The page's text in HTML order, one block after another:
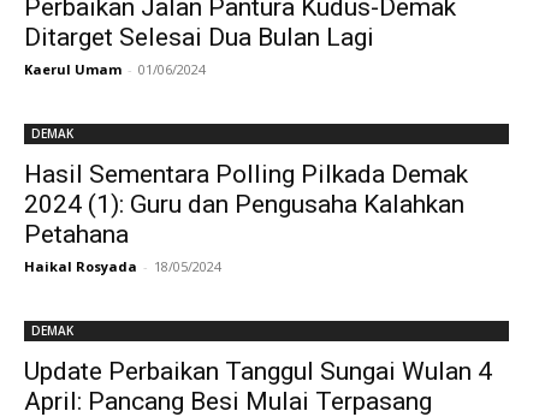
Perbaikan Jalan Pantura Kudus-Demak
Ditarget Selesai Dua Bulan Lagi
Kaerul Umam - 01/06/2024
DEMAK
Hasil Sementara Polling Pilkada Demak
2024 (1): Guru dan Pengusaha Kalahkan
Petahana
Haikal Rosyada - 18/05/2024
DEMAK
Update Perbaikan Tanggul Sungai Wulan 4
April: Pancang Besi Mulai Terpasang